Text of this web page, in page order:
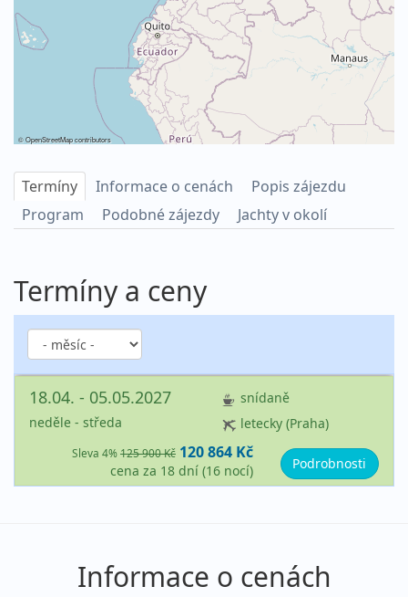
©OpenStreetMapcontributors
Termíny Informace o cenách
Popis zájezdu
Program
Podobné zájezdy Jachty v okolí
Termíny a ceny
18.04. - 05.05.2027
neděle - středa
snídaně
letecky (Praha)
Sleva 4%125 900 Kč 120 864 Kč
cena za 18 dní (16 nocí) Podrobnosti
Informace o cenách